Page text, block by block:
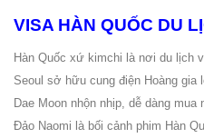
VISA HÀN QUỐC DU
Hàn Quốc xứ kimchi là nơi du lịch
Seoul sở hữu cung điện Hoàng gia
Dae Moon nhộn nhịp, dễ dàng
Đảo Naomi là bối cảnh phim Hàn